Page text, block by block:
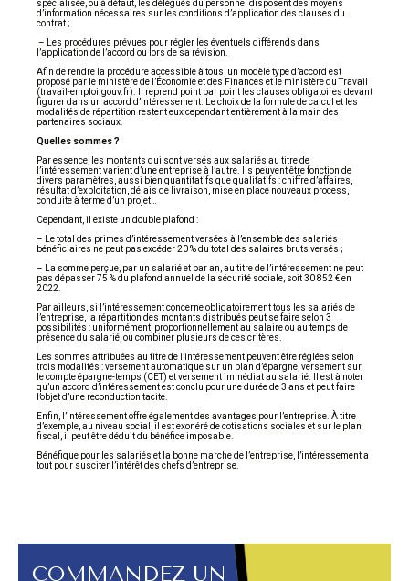
spécialisée, ou à défaut, les délégués du personnel disposent des moyens
d’information nécessaires sur les conditions d’application des clauses du
contrat ;
– Les procédures prévues pour régler les éventuels différends dans
l’application de l’accord ou lors de sa révision.
Afin de rendre la procédure accessible à tous, un modèle type d’accord est
proposé par le ministère de l’Économie et des Finances et le ministère du Travail
(travail-emploi.gouv.fr). Il reprend point par point les clauses obligatoires devant
figurer dans un accord d’intéressement. Le choix de la formule de calcul et les
modalités de répartition restent eux cependant entièrement à la main des
partenaires sociaux.
Quelles sommes ?
Par essence, les montants qui sont versés aux salariés au titre de
l’intéressement varient d’une entreprise à l’autre. Ils peuvent être fonction de
divers paramètres, aussi bien quantitatifs que qualitatifs : chiffre d’affaires,
résultat d’exploitation, délais de livraison, mise en place nouveaux process,
conduite à terme d’un projet…
Cependant, il existe un double plafond :
– Le total des primes d’intéressement versées à l’ensemble des salariés
bénéficiaires ne peut pas excéder 20 % du total des salaires bruts versés ;
– La somme perçue, par un salarié et par an, au titre de l’intéressement ne peut
pas dépasser 75 % du plafond annuel de la sécurité sociale, soit 30 852 € en
2022.
Par ailleurs, si l’intéressement concerne obligatoirement tous les salariés de
l’entreprise, la répartition des montants distribués peut se faire selon 3
possibilités : uniformément, proportionnellement au salaire ou au temps de
présence du salarié, ou combiner plusieurs de ces critères.
Les sommes attribuées au titre de l’intéressement peuvent être réglées selon
trois modalités : versement automatique sur un plan d’épargne, versement sur
le compte épargne-temps (CET) et versement immédiat au salarié. Il est à noter
qu’un accord d’intéressement est conclu pour une durée de 3 ans et peut faire
l’objet d’une reconduction tacite.
Enfin, l’intéressement offre également des avantages pour l’entreprise. À titre
d’exemple, au niveau social, il est exonéré de cotisations sociales et sur le plan
fiscal, il peut être déduit du bénéfice imposable.
Bénéfique pour les salariés et la bonne marche de l’entreprise, l’intéressement a
tout pour susciter l’intérêt des chefs d’entreprise.
COMMANDEZ UN